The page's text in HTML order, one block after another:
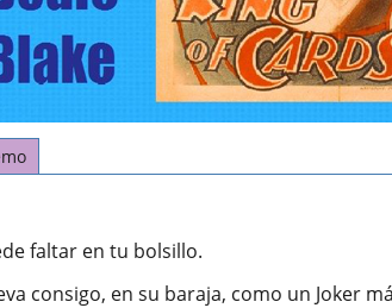
faltar en tu bolsillo.
consigo, en su baraja, como un Joker